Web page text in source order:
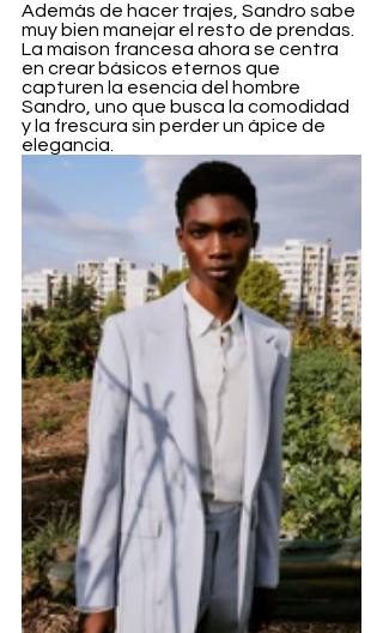
Además de hacer trajes, Sandro sabe
muy bien manejar el resto de prendas.
La maison francesa ahora se centra
en crear básicos eternos que
capturen la esencia del hombre
Sandro, uno que busca la comodidad
y la frescura sin perder un ápice de
elegancia.